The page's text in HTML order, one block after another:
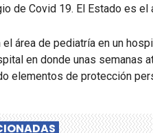
de Covid 19. El Estado es el
el área de pediatría en un
en donde unas semanas
elementos de protección